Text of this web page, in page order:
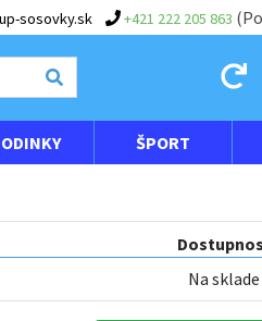
sosovky.sk +421 222 205 863
ŠPORT
Na sklade